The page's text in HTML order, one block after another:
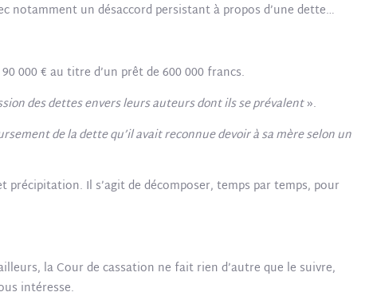
notamment un désaccord persistant à propos d’une dette…
000 € au titre d’un prêt de 600 000 francs.
des dettes envers leurs auteurs dont ils se prévalent».
de la dette qu’il avait reconnue devoir à sa mère selon un
précipitation. Il s’agit de décomposer, temps par temps, pour
la Cour de cassation ne fait rien d’autre que le suivre,
intéresse.